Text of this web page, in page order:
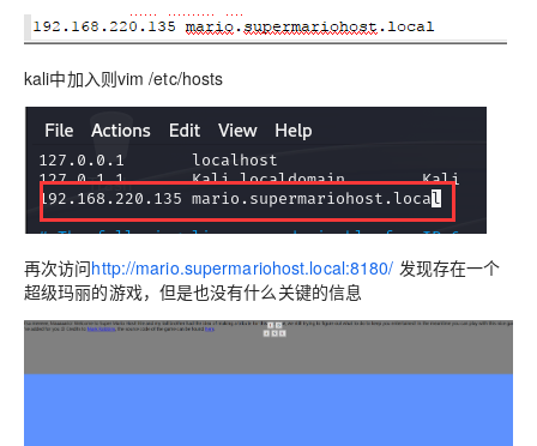
kali中加入则vim /etc/hosts
再次访问http://mario.supermariohost.local:8180/ 发现存在一个
超级玛丽的游戏，但是也没有什么关键的信息